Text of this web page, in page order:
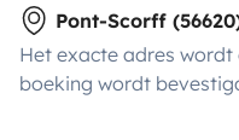
Pont-Scorff
Het exacte adres
boeking wordt